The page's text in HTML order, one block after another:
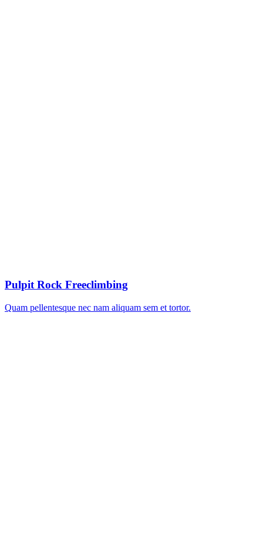
Pulpit Rock Freeclimbing
Quam pellentesque nec nam aliquam sem et tortor.